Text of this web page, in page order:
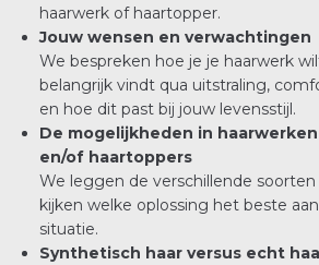
haarwerk of haartopper.
Jouw wensen en verwachtingen
We bespreken hoe je je haarwerk
belangrijk vindt qua uitstraling,
en hoe dit past bij jouw levensstijl.
De mogelijkheden in haarwerken
en/of haartoppers
We leggen de verschillende
kijken welke oplossing het beste
situatie.
Synthetisch haar versus echt